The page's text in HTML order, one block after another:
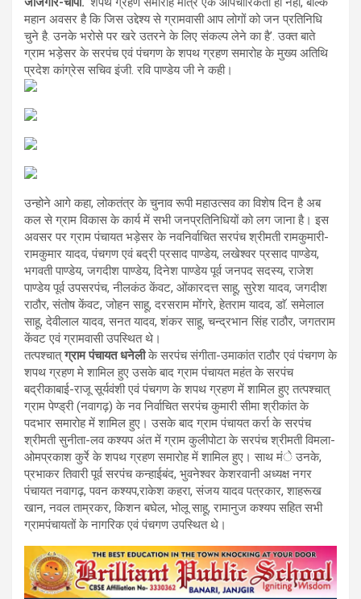
ce
b
o
tt
er
at
s
A
e
gr
a
महान अवसर है कि जिस उद्देश्य से ग्रामवासी आप लोगों को जन प्रतिनिधि
चुने है. उनके भरोसे पर खरे उतरने के लिए संकल्प लेने का है’. उक्त बाते
ग्राम भड़ेसर के सरपंच एवं पंचगण के शपथ ग्रहण समारोह के मुख्य अतिथि
प्रदेश कांग्रेस सचिव इंजी. रवि पाण्डेय जी ने कही।
उन्होने आगे कहा, लोकतंत्र के चुनाव रूपी महाउत्सव का विशेष दिन है अब
कल से ग्राम विकास के कार्य में सभी जनप्रतिनिधियों को लग जाना है। इस
अवसर पर ग्राम पंचायत भड़ेसर के नवनिर्वाचित सरपंच श्रीमती रामकुमारी-
रामकुमार यादव, पंचगण एवं बद्री प्रसाद पाण्डेय, लखेश्वर प्रसाद पाण्डेय,
भगवती पाण्डेय, जगदीश पाण्डेय, दिनेश पाण्डेय पूर्व जनपद सदस्य, राजेश
पाण्डेय पूर्व उपसरपंच, नीलकंठ केंवट, ओंकारदत्त साहू, सुरेश यादव, जगदीश
राठौर, संतोष केंवट, जोहन साहू, दरसराम मोंगरे, हेतराम यादव, डाॅ. समेलाल
साहू, देवीलाल यादव, सनत यादव, शंकर साहू, चन्द्रभान सिंह राठौर, जगतराम
केंवट एवं ग्रामवासी उपस्थित थे।
तत्पश्चात्ग्राम पंचायत धनेलीके सरपंच संगीता-उमाकांत राठौर एवं पंचगण के
शपथ ग्रहण मे शामिल हुए उसके बाद ग्राम पंचायत महंत के सरपंच
बद्रीकाबाई-राजू सूर्यवंशी एवं पंचगण के शपथ ग्रहण में शामिल हुए तत्पश्चात्
ग्राम पेण्ड्री (नवागढ़) के नव निर्वाचित सरपंच कुमारी सीमा श्रीकांत के
पदभार समारोह में शामिल हुए। उसके बाद ग्राम पंचायत कर्रा के सरपंच
श्रीमती सुनीता-लव कश्यप अंत में ग्राम कुलीपोटा के सरपंच श्रीमती विमला-
ओमप्रकाश कुर्रे के शपथ ग्रहण समारोह में शामिल हुए। साथ मंे उनके,
प्रभाकर तिवारी पूर्व सरपंच कन्हाईबंद, भुवनेश्वर केशरवानी अध्यक्ष नगर
पंचायत नवागढ़, पवन कश्यप,राकेश कहरा, संजय यादव पत्रकार, शाहरूख
खान, नवल ताम्रकर, किशन बघेल, भोलू साहू, रामानुज कश्यप सहित सभी
ग्रामपंचायतों के नागरिक एवं पंचगण उपस्थित थे।